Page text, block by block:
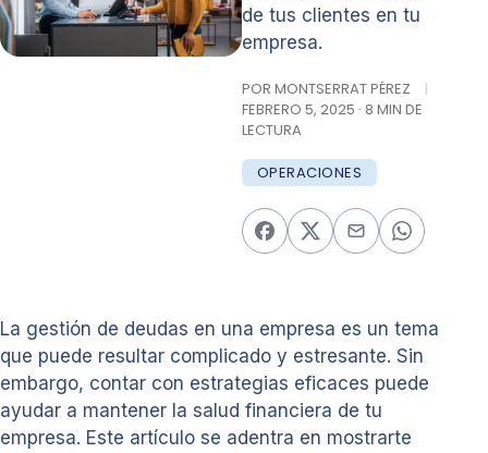
de tus clientes en tu
empresa.
POR MONTSERRAT PÉREZ
|
FEBRERO 5, 2025 · 8 MIN DE
LECTURA
OPERACIONES
La gestión de deudas en una empresa es un tema
que puede resultar complicado y estresante. Sin
embargo, contar con estrategias eficaces puede
ayudar a mantener la salud financiera de tu
empresa. Este artículo se adentra en mostrarte